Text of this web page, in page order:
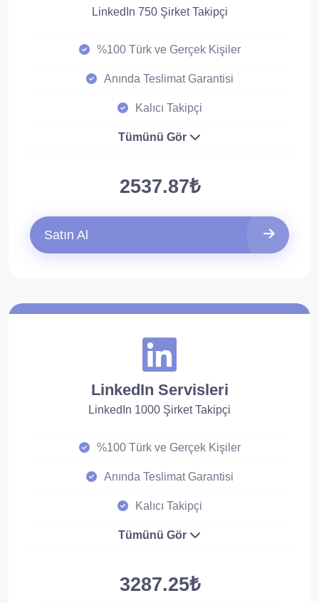
LinkedIn 750 Şirket Takipçi
%100 Türk ve Gerçek Kişiler
Anında Teslimat Garantisi
Kalıcı Takipçi
Tümünü Gör
2537.87₺
Satın Al
LinkedIn Servisleri
LinkedIn 1000 Şirket Takipçi
%100 Türk ve Gerçek Kişiler
Anında Teslimat Garantisi
Kalıcı Takipçi
Tümünü Gör
3287.25₺